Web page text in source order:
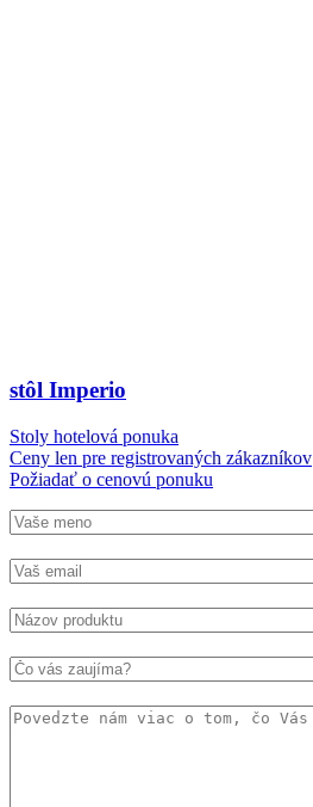
stôl Imperio
Stoly hotelová ponuka
Ceny len pre registrovaných zákazníkov
Požiadať o cenovú ponuku